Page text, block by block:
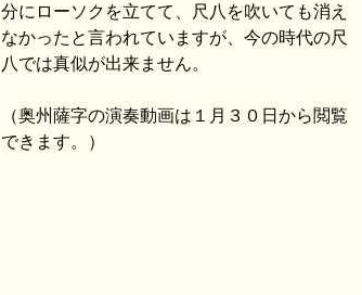
分にローソクを立てて、尺八を吹いても消え
なかったと言われていますが、今の時代の尺
八では真似が出来ません。
（奥州薩字の演奏動画は１月３０日から閲覧
できます。）